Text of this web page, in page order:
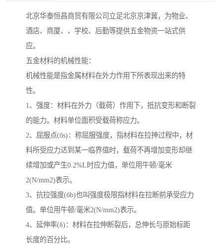
北京华泰恒昌商贸有限公司立足北京京津冀，为物业、
酒店、商厦、、学校、后勤等提供五金物资一站式供
应。
五金材料的机械性能：
机械性能是指金属材料在外力作用下所表现出来的特
性。
1、强度：材料在外力（载荷）作用下，抵抗变形和断裂
的能力。材料单位面积受载荷称应力。
2、屈服点(бs)：称屈服强度，指材料在拉抻过程中，材
料所受应力达到某一临界值时，载荷不再增加变形却继
续增加或产生0.2%L时应力值，单位用牛顿/毫米
2(N/mm2)表示。
3、抗拉强度(бb)也叫强度极限指材料在拉断前承受应力
值。单位用牛顿/毫米2(N/mm2)表示。
4、延伸率(δ)：材料在拉伸断裂后，总伸长与原始标距
长度的百分比。